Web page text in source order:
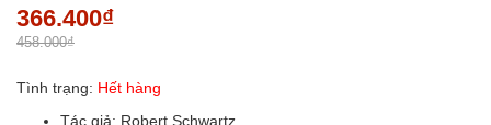
366.400₫
458.000₫
Tình trạng: Hết hàng
Tác giả: Robert Schwartz